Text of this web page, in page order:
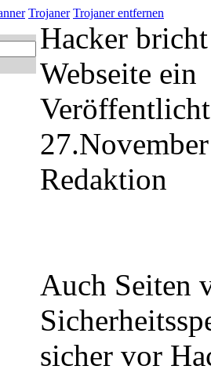
Trojaner Trojaner entfernen
Hacker
Webseite ein
Redaktion
Auch Seiten
sicher vor